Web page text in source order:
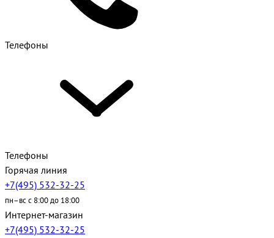
Телефоны
Телефоны
Горячая линия
+7(495) 532-32-25
пн–вс с 8:00 до 18:00
Интернет-магазин
+7(495) 532-32-25